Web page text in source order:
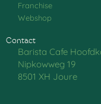
Franchise
Webshop
Contact
Barista Cafe
Nipkowweg 19
8501 XH Joure